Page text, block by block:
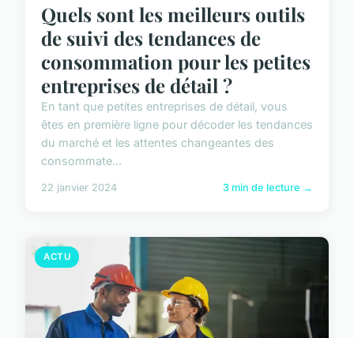
Quels sont les meilleurs outils
de suivi des tendances de
consommation pour les petites
entreprises de détail ?
En tant que petites entreprises de détail, vous
êtes en première ligne pour décoder les tendances
du marché et les attentes changeantes des
consommate...
22 janvier 2024 3 min de lecture →
ACTU